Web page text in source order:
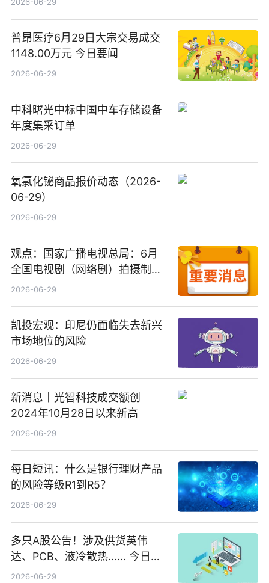
普昂医疗6月29日大宗交易成交
1148.00万元 今日要闻
2026-06-29
中科曙光中标中国中车存储设备
年度集采订单
2026-06-29
氧氯化铋商品报价动态（2026-
06-29）
2026-06-29
观点：国家广播电视总局：6月
全国电视剧（网络剧）拍摄制作
备案公示剧目197部
2026-06-29
凯投宏观：印尼仍面临失去新兴
市场地位的风险
2026-06-29
新消息丨光智科技成交额创
2024年10月28日以来新高
2026-06-29
每日短讯：什么是银行理财产品
的风险等级R1到R5？
2026-06-29
多只A股公告！涉及供货英伟
达、PCB、液冷散热…… 今日快
讯
2026-06-29